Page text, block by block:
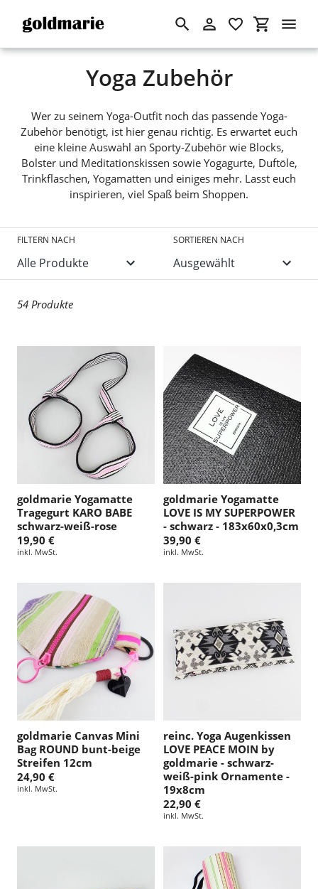
Direkt
SuchenEinloggen
S
m
m
l
u
n
g
:
Yoga Zubehör
Wer zu seinem Yoga-Outfit noch das passende Yoga-
Zubehör benötigt, ist hier genau richtig. Es erwartet euch
eine kleine Auswahl an Sporty-Zubehör wie Blocks,
Bolster und Meditationskissen sowie Yogagurte, Duftöle,
Trinkflaschen, Yogamatten und einiges mehr. Lasst euch
inspirieren, viel Spaß beim Shoppen.
FILTERN NACH SORTIEREN NACH
54 Produkte
goldmarie Yogamatte
Tragegurt KARO BABE
schwarz-weiß-rose
19,90 €
inkl. MwSt.
goldmarie Yogamatte
LOVE IS MY SUPERPOWER
- schwarz - 183x60x0,3cm
39,90 €
inkl. MwSt.
goldmarie Canvas Mini
Bag ROUND bunt-beige
Streifen 12cm
24,90 €
inkl. MwSt.
reinc. Yoga Augenkissen
LOVE PEACE MOIN by
goldmarie - schwarz-
weiß-pink Ornamente -
19x8cm
22,90 €
inkl. MwSt.